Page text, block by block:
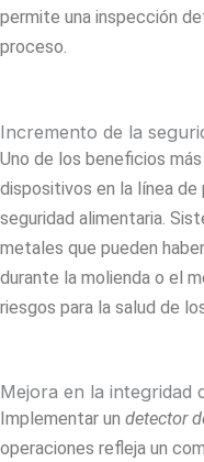
permite una inspección
proceso.
Incremento de la
Uno de los beneficios
dispositivos en la línea
seguridad alimentaria.
metales que pueden
durante la molienda o el
riesgos para la salud de
Mejora en la integridad
Implementar un detector
operaciones refleja un